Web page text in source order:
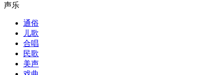
声乐
通俗
儿歌
合唱
民歌
美声